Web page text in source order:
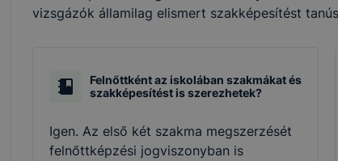
vizsgázók államilag elismert szakképesítést
Felnőttként az iskolában szakmákat és
szakképesítést is szerezhetek?
Igen. Az első két szakma megszerzését
felnőttképzési jogviszonyban is